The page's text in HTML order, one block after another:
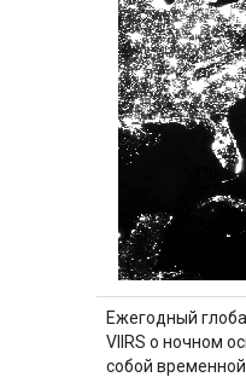
Ежегодный
VIIRS о ночном
собой